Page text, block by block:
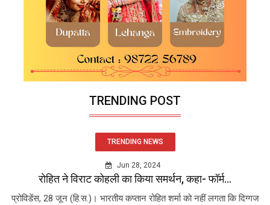
TRENDING POST
TRENDING NEWS
Jun 28, 2024
रोहित ने विराट कोहली का किया समर्थन, कहा- फॉर्म...
प्रोविडेंस, 28 जून (हि.स.)। भारतीय कप्तान रोहित शर्मा को नहीं लगता कि दिग्गज